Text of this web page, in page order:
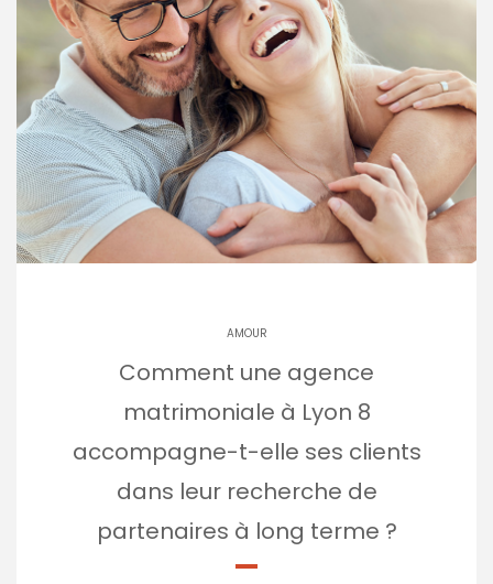
AMOUR
Comment une agence
matrimoniale à Lyon 8
accompagne-t-elle ses clients
dans leur recherche de
partenaires à long terme ?